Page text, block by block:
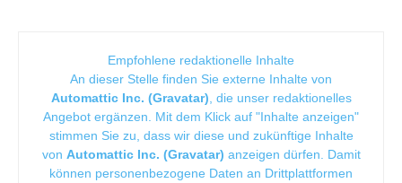
Empfohlene redaktionelle Inhalte
An dieser Stelle finden Sie externe Inhalte von
Automattic Inc. (Gravatar) , die unser redaktionelles
Angebot ergänzen. Mit dem Klick auf "Inhalte anzeigen"
stimmen Sie zu, dass wir diese und zukünftige Inhalte
von Automattic Inc. (Gravatar) anzeigen dürfen. Damit
können personenbezogene Daten an Drittplattformen